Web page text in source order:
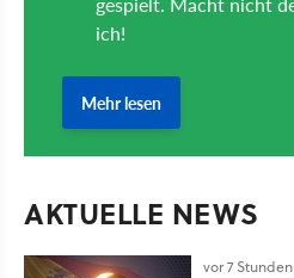
AKTUELLE NEWS
vor 7 Stunden